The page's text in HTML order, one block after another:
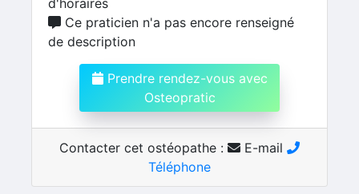
d'horaires
Ce praticien n'a pas encore renseigné
de description
Prendre rendez-vous avec
Osteopratic
Contacter cet ostéopathe :
E-mail
Téléphone